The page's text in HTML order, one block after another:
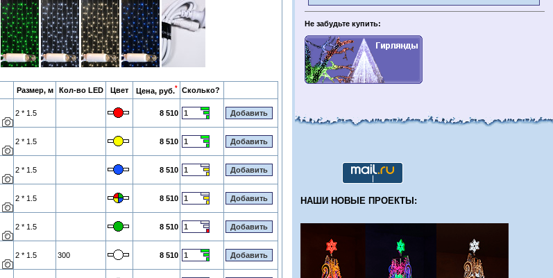
Размер, м Кол-во LED Цвет Цена, руб.*
Сколько?
2 * 1.5 8 510
2 * 1.5 8 510
2 * 1.5 8 510
2 * 1.5 8 510
2 * 1.5 8 510
2 * 1.5 300 8 510
Не забудьте купить:
НАШИ НОВЫЕ ПРОЕКТЫ: